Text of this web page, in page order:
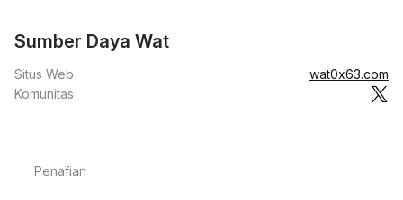
Sumber Daya Wat
Situs Web
wat0x63.com
Komunitas
Penafian